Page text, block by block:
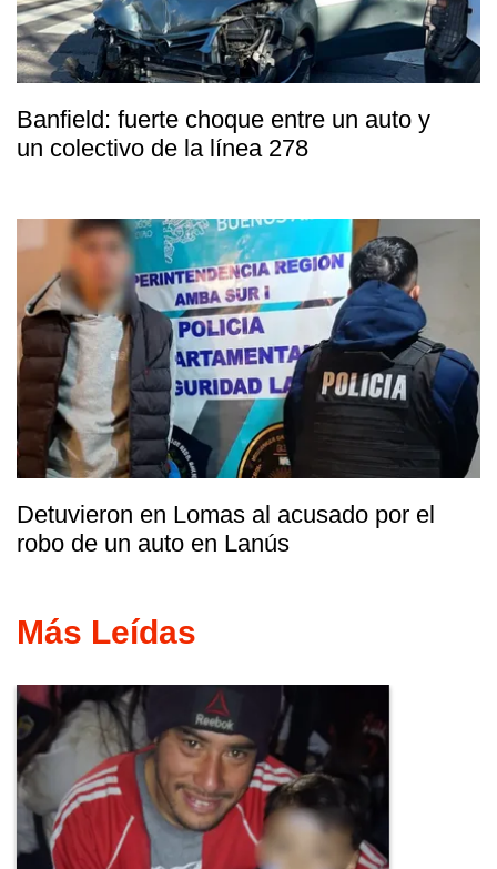
Banfield: fuerte choque entre un auto y
un colectivo de la línea 278
Detuvieron en Lomas al acusado por el
robo de un auto en Lanús
Más Leídas